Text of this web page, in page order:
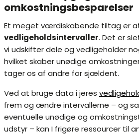
omkostningsbesparelser
Et meget værdiskabende tiltag er
vedligeholdsintervaller. Det er
vi udskifter dele og vedligeholder
hvilket skaber unødige
tager os af andre for sjældent.
Ved at bruge data i jeres
frem og ændre intervallerne – og
eventuelle unødige og
udstyr – kan I frigøre ressourcer til